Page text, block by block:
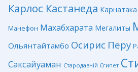
Карлос Кастанеда Карнатака
Манефон Махабхарата Мегалиты
Ольянтайтамбо Осирис Перу
Саксайуаман Стародавній Єгипет